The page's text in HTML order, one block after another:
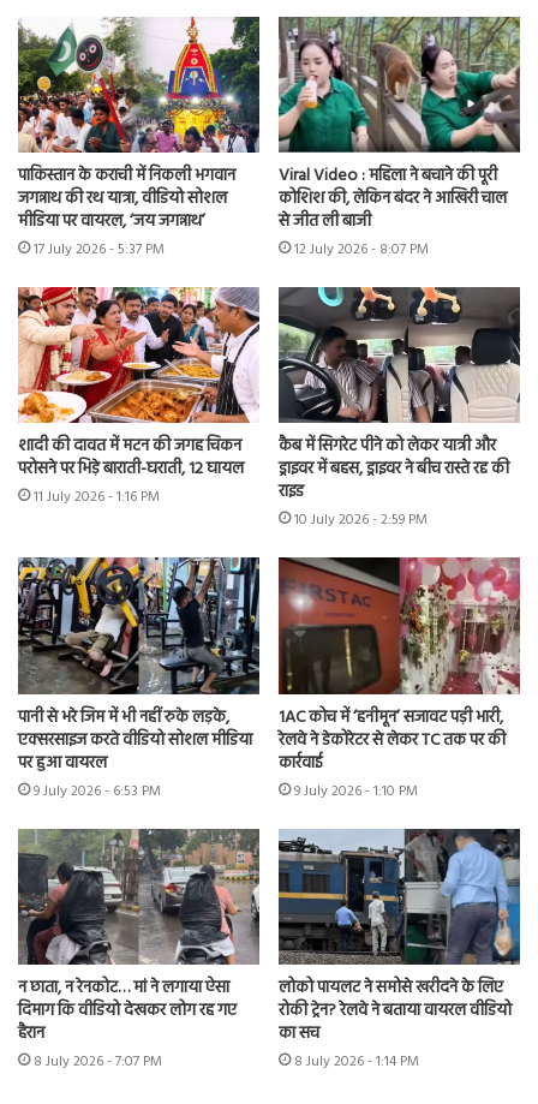
पाकिस्तान के कराची में निकली भगवान
जगन्नाथ की रथ यात्रा, वीडियो सोशल
मीडिया पर वायरल, ‘जय जगन्नाथ’
17 July 2026 - 5:37 PM
Viral Video : महिला ने बचाने की पूरी
कोशिश की, लेकिन बंदर ने आखिरी चाल
से जीत ली बाजी
12 July 2026 - 8:07 PM
शादी की दावत में मटन की जगह चिकन
परोसने पर भिड़े बाराती-घराती, 12 घायल
11 July 2026 - 1:16 PM
कैब में सिगरेट पीने को लेकर यात्री और
ड्राइवर में बहस, ड्राइवर ने बीच रास्ते रद्द की
राइड
10 July 2026 - 2:59 PM
पानी से भरे जिम में भी नहीं रुके लड़के,
एक्सरसाइज करते वीडियो सोशल मीडिया
पर हुआ वायरल
9 July 2026 - 6:53 PM
1AC कोच में ‘हनीमून’ सजावट पड़ी भारी,
रेलवे ने डेकोरेटर से लेकर TC तक पर की
कार्रवाई
9 July 2026 - 1:10 PM
न छाता, न रेनकोट… मां ने लगाया ऐसा
दिमाग कि वीडियो देखकर लोग रह गए
हैरान
8 July 2026 - 7:07 PM
लोको पायलट ने समोसे खरीदने के लिए
रोकी ट्रेन? रेलवे ने बताया वायरल वीडियो
का सच
8 July 2026 - 1:14 PM